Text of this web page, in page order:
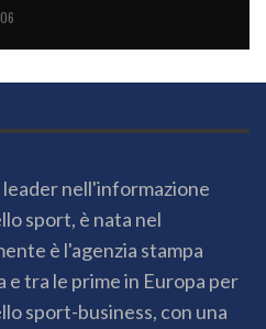
nell'informazione
sport, è nata nel
è l'agenzia stampa
e tra le prime in Europa per
sport-business, con una